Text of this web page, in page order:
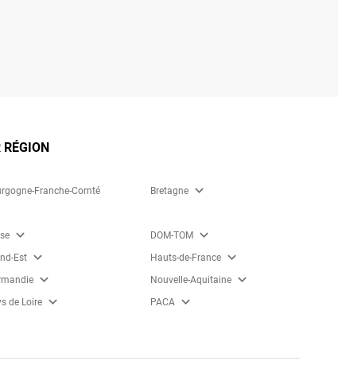
Franche-Comté Bretagne expand_more
expand_more DOM-TOM expand_more
Est expand_more Hauts-de-France expand_more
expand_more Nouvelle-Aquitaine expand_more
de Loire expand_more PACA expand_more